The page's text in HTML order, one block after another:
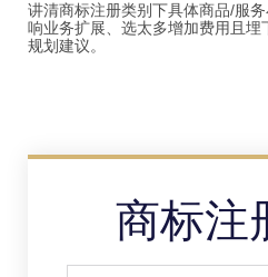
讲清商标注册类别下具体商品/服
响业务扩展、选太多增加费用且
规划建议。
商标注